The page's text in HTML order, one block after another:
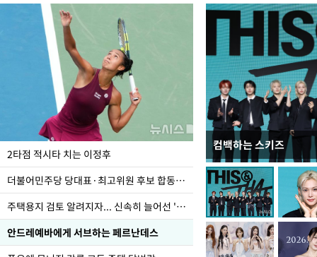
2타점 적시타 치는 이정후
더불어민주당 당대표·최고위원 후보 합동연설회
주택용지 검토 알려지자... 신속히 늘어선 '근조화환'
안드레예바에게 서브하는 페르난데스
컴백하는 스키즈
이번주 국회에는 무